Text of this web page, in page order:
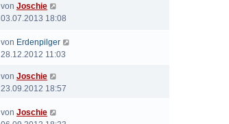
von Joschie
03.07.2013 18:08
von Erdenpilger
28.12.2012 11:03
von Joschie
23.09.2012 18:57
von Joschie